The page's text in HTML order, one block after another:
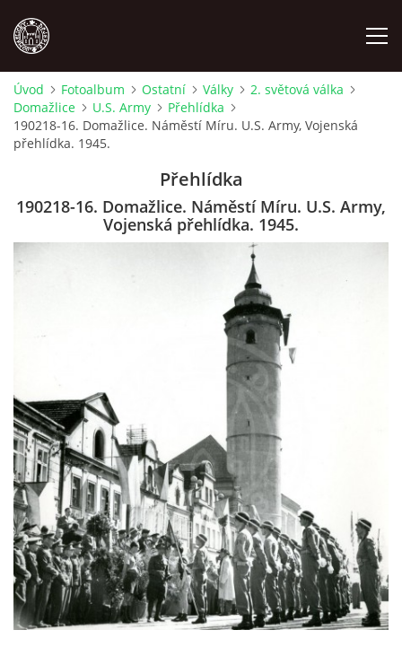
MÍSTOPIS
OSOBNOSTI
DŮL NA SLÍDU (NA KOLE)
Kontakt:
tel. 773 916 275
info@domdej.cz
--------------------------------------------------------------
Tento projekt je realizován za finanční podpory
Úvod Fotoalbum Ostatní Války
2. světová válka
Domažlice
U.S. Army
Přehlídka
190218-16. Domažlice. Náměstí Míru. U.S. Army, Vojenská
přehlídka. 1945.
Přehlídka
190218-16. Domažlice. Náměstí Míru. U.S. Army,
Vojenská přehlídka. 1945.